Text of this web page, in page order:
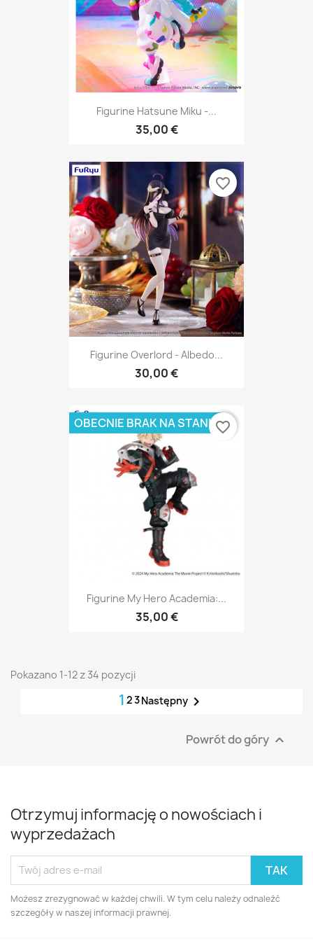
Figurine Hatsune Miku -...
35,00 €
Figurine Overlord - Albedo...
30,00 €
favorite_border
Figurine My Hero Academia:...
35,00 €
OBECNIE BRAK NA STANIEfavorite_border
Pokazano 1-12 z 34 pozycji
1 23Następny 
Powrót do góry 
Otrzymuj informację o nowościach i
wyprzedażach
Możesz zrezygnować w każdej chwili. W tym celu należy odnaleźć
szczegóły w naszej informacji prawnej.